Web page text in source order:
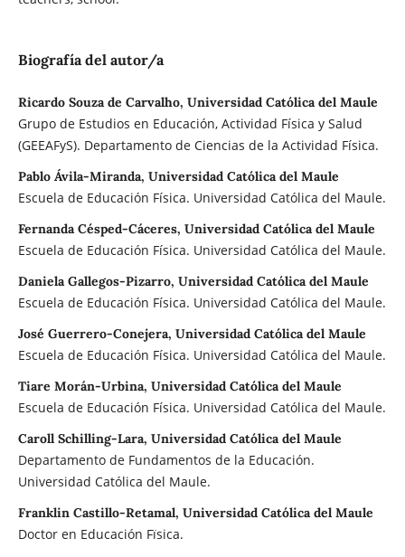
Biografía del autor/a
Ricardo Souza de Carvalho, Universidad Católica del Maule
Grupo de Estudios en Educación, Actividad Física y Salud
(GEEAFyS). Departamento de Ciencias de la Actividad Física.
Pablo Ávila-Miranda, Universidad Católica del Maule
Escuela de Educación Física. Universidad Católica del Maule.
Fernanda Césped-Cáceres, Universidad Católica del Maule
Escuela de Educación Física. Universidad Católica del Maule.
Daniela Gallegos-Pizarro, Universidad Católica del Maule
Escuela de Educación Física. Universidad Católica del Maule.
José Guerrero-Conejera, Universidad Católica del Maule
Escuela de Educación Física. Universidad Católica del Maule.
Tiare Morán-Urbina, Universidad Católica del Maule
Escuela de Educación Física. Universidad Católica del Maule.
Caroll Schilling-Lara, Universidad Católica del Maule
Departamento de Fundamentos de la Educación.
Universidad Católica del Maule.
Franklin Castillo-Retamal, Universidad Católica del Maule
Doctor en Educación Fïsica.